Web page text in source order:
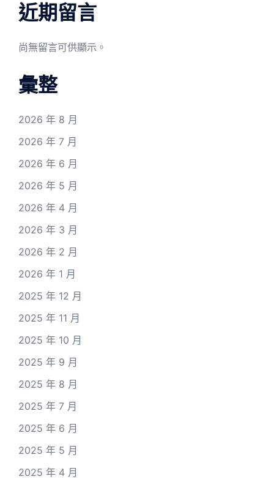
近期留言
尚無留言可供顯示。
彙整
2026 年 8 月
2026 年 7 月
2026 年 6 月
2026 年 5 月
2026 年 4 月
2026 年 3 月
2026 年 2 月
2026 年 1 月
2025 年 12 月
2025 年 11 月
2025 年 10 月
2025 年 9 月
2025 年 8 月
2025 年 7 月
2025 年 6 月
2025 年 5 月
2025 年 4 月